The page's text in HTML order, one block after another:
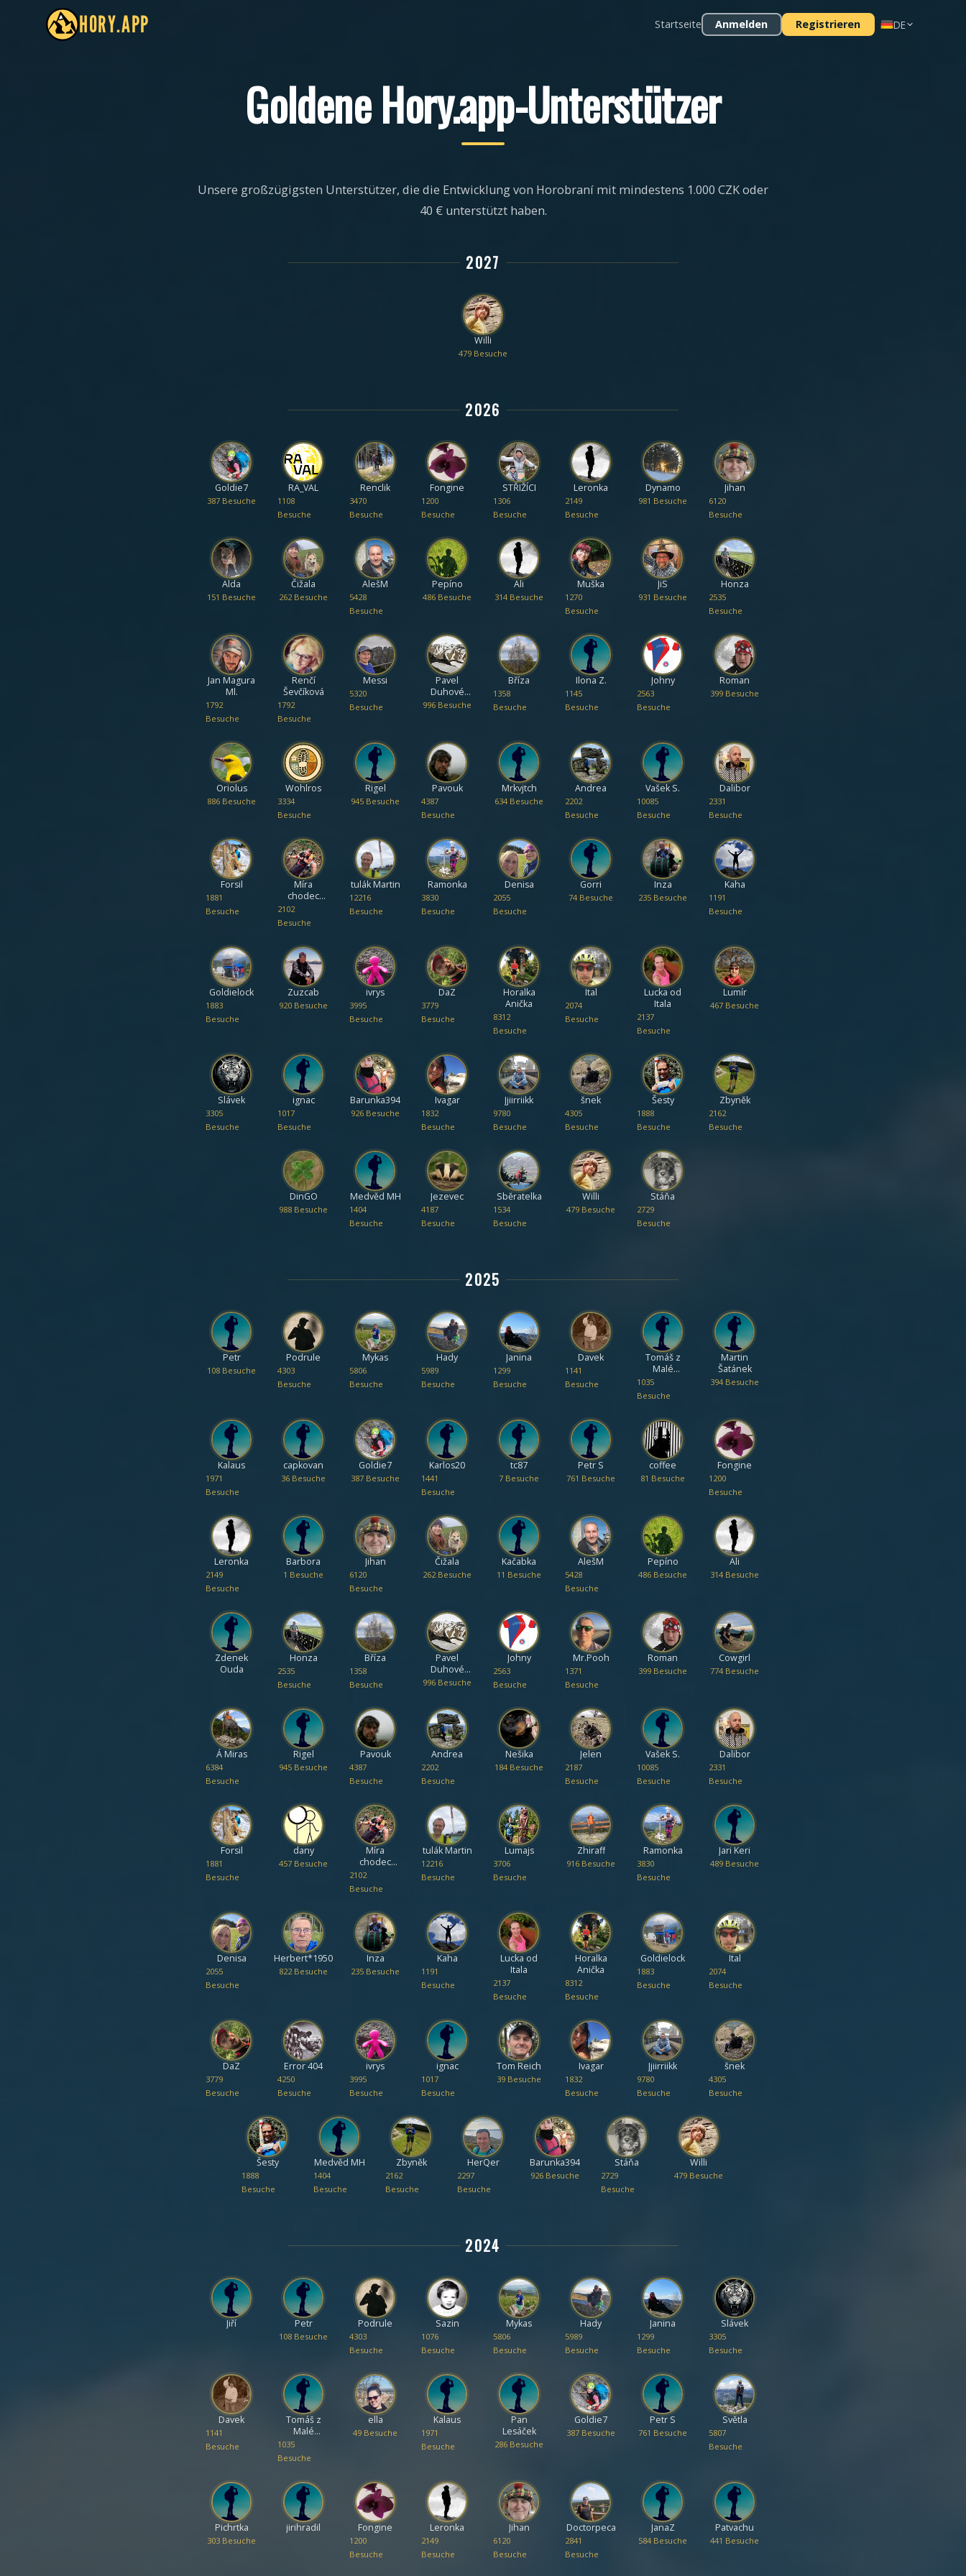
HORY.APP Startseite Anmelden Registrieren DE
Goldene Hory.app-Unterstützer
Unsere großzügigsten Unterstützer, die die Entwicklung von Horobraní mit mindestens 1.000 CZK oder
40 € unterstützt haben.
2027
Willi
479 Besuche
2026
Goldie7
387 Besuche
RA_VAL
1108
Besuche
Renclik
3470
Besuche
Fongine
1200
Besuche
STŘIŽÍCI
1306
Besuche
Leronka
2149
Besuche
Dynamo
981 Besuche
Jihan
6120
Besuche
Alda
151 Besuche
Čižala
262 Besuche
AlešM
5428
Besuche
Pepíno
486 Besuche
Ali
314 Besuche
Muška
1270
Besuche
JiS
931 Besuche
Honza
2535
Besuche
Jan Magura
Ml.
1792
Besuche
Renčí
Ševčíková
1792
Besuche
Messi
5320
Besuche
Pavel
Duhové
hory
996 Besuche
Bříza
1358
Besuche
Ilona Z.
1145
Besuche
Johny
2563
Besuche
Roman
399 Besuche
Oriolus
886 Besuche
Wohlros
3334
Besuche
Rigel
945 Besuche
Pavouk
4387
Besuche
Mrkvjtch
634 Besuche
Andrea
2202
Besuche
Vašek S.
10085
Besuche
Dalibor
2331
Besuche
Forsil
1881
Besuche
Míra
chodec
Liberec
2102
Besuche
tulák Martin
12216
Besuche
Ramonka
3830
Besuche
Denisa
2055
Besuche
Gorri
74 Besuche
Inza
235 Besuche
Kaha
1191
Besuche
Goldielock
1883
Besuche
Zuzcab
920 Besuche
ivrys
3995
Besuche
DaZ
3779
Besuche
Horalka
Anička
8312
Besuche
Ital
2074
Besuche
Lucka od
Itala
2137
Besuche
Lumír
467 Besuche
Slávek
3305
Besuche
ignac
1017
Besuche
Barunka394
926 Besuche
Ivagar
1832
Besuche
Jjiirriikk
9780
Besuche
šnek
4305
Besuche
Šesty
1888
Besuche
Zbyněk
2162
Besuche
DinGO
988 Besuche
Medvěd MH
1404
Besuche
Jezevec
4187
Besuche
Sběratelka
1534
Besuche
Willi
479 Besuche
Stáňa
2729
Besuche
2025
Petr
108 Besuche
Podrule
4303
Besuche
Mykas
5806
Besuche
Hady
5989
Besuche
Janina
1299
Besuche
Davek
1141
Besuche
Tomáš z
Malé
Paseky
1035
Besuche
Martin
Šatánek
394 Besuche
Kalaus
1971
Besuche
capkovan
36 Besuche
Goldie7
387 Besuche
Karlos20
1441
Besuche
tc87
7 Besuche
Petr S
761 Besuche
coffee
81 Besuche
Fongine
1200
Besuche
Leronka
2149
Besuche
Barbora
1 Besuche
Jihan
6120
Besuche
Čižala
262 Besuche
Kačabka
11 Besuche
AlešM
5428
Besuche
Pepíno
486 Besuche
Ali
314 Besuche
Zdenek
Ouda
Honza
2535
Besuche
Bříza
1358
Besuche
Pavel
Duhové
hory
996 Besuche
Johny
2563
Besuche
Mr.Pooh
1371
Besuche
Roman
399 Besuche
Cowgirl
774 Besuche
Á Miras
6384
Besuche
Rigel
945 Besuche
Pavouk
4387
Besuche
Andrea
2202
Besuche
Nešika
184 Besuche
Jelen
2187
Besuche
Vašek S.
10085
Besuche
Dalibor
2331
Besuche
Forsil
1881
Besuche
dany
457 Besuche
Míra
chodec
Liberec
2102
Besuche
tulák Martin
12216
Besuche
Lumajs
3706
Besuche
Zhiraff
916 Besuche
Ramonka
3830
Besuche
Jari Keri
489 Besuche
Denisa
2055
Besuche
Herbert*1950
822 Besuche
Inza
235 Besuche
Kaha
1191
Besuche
Lucka od
Itala
2137
Besuche
Horalka
Anička
8312
Besuche
Goldielock
1883
Besuche
Ital
2074
Besuche
DaZ
3779
Besuche
Error 404
4250
Besuche
ivrys
3995
Besuche
ignac
1017
Besuche
Tom Reich
39 Besuche
Ivagar
1832
Besuche
Jjiirriikk
9780
Besuche
šnek
4305
Besuche
Šesty
1888
Besuche
Medvěd MH
1404
Besuche
Zbyněk
2162
Besuche
HerQer
2297
Besuche
Barunka394
926 Besuche
Stáňa
2729
Besuche
Willi
479 Besuche
2024
Jiří Petr
108 Besuche
Podrule
4303
Besuche
Sazin
1076
Besuche
Mykas
5806
Besuche
Hady
5989
Besuche
Janina
1299
Besuche
Slávek
3305
Besuche
Davek
1141
Besuche
Tomáš z
Malé
Paseky
1035
Besuche
ella
49 Besuche
Kalaus
1971
Besuche
Pan
Lesáček
286 Besuche
Goldie7
387 Besuche
Petr S
761 Besuche
Světla
5807
Besuche
Pichrtka
303 Besuche
jirihradil Fongine
1200
Besuche
Leronka
2149
Besuche
Jihan
6120
Besuche
Doctorpeca
2841
Besuche
JanaZ
584 Besuche
Patvachu
441 Besuche